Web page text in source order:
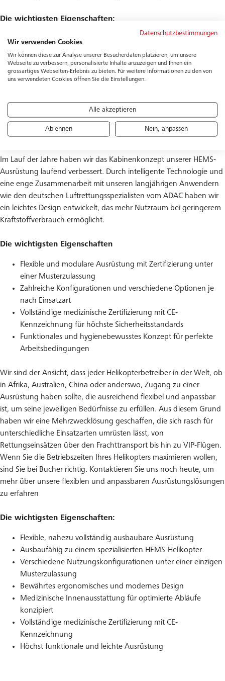
Die wichtigsten Eigenschaften:
Ergonomisches Design und verbesserte Abläufe
Flexible und modulare Ausrüstung mit Zertifizierung unter
einer Musterzulassung
Zahlreiche Konfigurationen und verschiedene Optionen je
Kennzeichnung für höchste Sicherheitsstandards
Funktionales und hygienebewusstes Konzept für perfekte
Arbeitsbedingungen
Im Lauf der Jahre haben wir das Kabinenkonzept unserer HEMS-
Ausrüstung laufend verbessert. Durch intelligente Technologie und
eine enge Zusammenarbeit mit unseren langjährigen Anwendern
wie den deutschen Luftrettungsspezialisten vom ADAC haben wir
ein leichtes Design entwickelt, das mehr Nutzraum bei geringerem
Kraftstoffverbrauch ermöglicht.
Die wichtigsten Eigenschaften
Flexible und modulare Ausrüstung mit Zertifizierung unter
einer Musterzulassung
Zahlreiche Konfigurationen und verschiedene Optionen je
nach Einsatzart
Vollständige medizinische Zertifizierung mit CE-
Kennzeichnung für höchste Sicherheitsstandards
Funktionales und hygienebewusstes Konzept für perfekte
Arbeitsbedingungen
Wir sind der Ansicht, dass jeder Helikopterbetreiber in der Welt, ob
in Afrika, Australien, China oder anderswo, Zugang zu einer
Ausrüstung haben sollte, die ausreichend flexibel und anpassbar
ist, um seine jeweiligen Bedürfnisse zu erfüllen. Aus diesem Grund
haben wir eine Mehrzwecklösung geschaffen, die sich rasch für
unterschiedliche Einsatzarten umrüsten lässt, von
Rettungseinsätzen über den Frachttransport bis hin zu VIP-Flügen.
Wenn Sie die Betriebszeiten Ihres Helikopters maximieren wollen,
sind Sie bei Bucher richtig. Kontaktieren Sie uns noch heute, um
mehr über unsere flexiblen und anpassbaren Ausrüstungslösungen
zu erfahren
Die wichtigsten Eigenschaften:
Flexible, nahezu vollständig ausbaubare Ausrüstung
Ausbaufähig zu einem spezialisierten HEMS-Helikopter
Verschiedene Nutzungskonfigurationen unter einer einzigen
Musterzulassung
Bewährtes ergonomisches und modernes Design
Medizinische Innenausstattung für optimierte Abläufe
konzipiert
Vollständige medizinische Zertifizierung mit CE-
Kennzeichnung
Höchst funktionale und leichte Ausrüstung
Datenschutzbestimmungen
Wir verwenden Cookies
Wir können diese zur Analyse unserer Besucherdaten platzieren, um unsere
Webseite zu verbessern, personalisierte Inhalte anzuzeigen und Ihnen ein
grossartiges Webseiten-Erlebnis zu bieten. Für weitere Informationen zu den von
uns verwendeten Cookies öffnen Sie die Einstellungen.
Alle akzeptieren
Ablehnen Nein, anpassen